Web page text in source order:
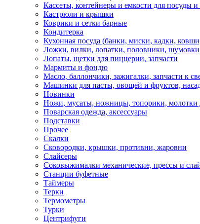
Кассеты, контейнеры и емкости для посуды
Кастрюли и крышки
Коврики и сетки барные
Кондитерка
Кухонная посуда (банки, миски, кадки,
Ложки, вилки, лопатки, половники, шумовки
Лопаты, щетки для пиццерии, запчасти
Мармиты и фондю
Масло, баллончики, зажигалки, запчасти к
Машинки для пасты, овощей и фруктов,
Новинки
Ножи, мусаты, ножницы, топорики, молотки
Поварская одежда, аксессуары
Подставки
Прочее
Скалки
Сковородки, крышки, противни, жаровни
Слайсеры
Соковыжималки механические, прессы и
Станции буфетные
Таймеры
Терки
Термометры
Турки
Центрифуги